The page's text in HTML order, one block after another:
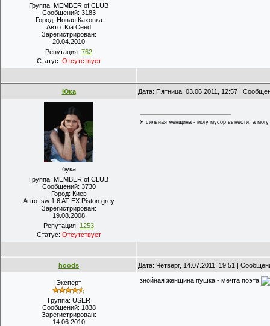
Группа: MEMBER of CLUB
Сообщений: 3183
Город: Новая Каховка
Авто: Kia Ceed
Зарегистрирован:
20.04.2010
Репутация: 762
Статус: Отсутствует
Юка Дата: Пятница, 03.06.2011, 12:57 |
бука
Группа: MEMBER of CLUB
Сообщений: 3730
Город: Киев
Авто: sw 1.6 AT EX Piston grey
Зарегистрирован:
19.08.2008
Репутация: 1253
Статус: Отсутствует
Я сильная женщина - могу мусор вынести, а могу
hoods Дата: Четверг, 14.07.2011, 19:51 |
Эксперт
Группа: USER
Сообщений: 1838
Зарегистрирован:
14.06.2010
знойная женщина пушка - мечта поэта